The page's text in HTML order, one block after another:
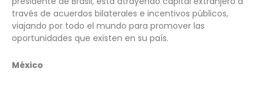
través de acuerdos bilaterales e incentivos públicos,
viajando por todo el mundo para promover las
oportunidades que existen en su país.
México